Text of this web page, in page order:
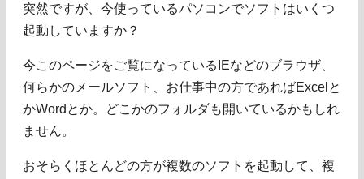
突然ですが、今使っているパソコンでソフトはいくつ
起動していますか？
今このページをご覧になっているIEなどのブラウザ、
何らかのメールソフト、お仕事中の方であればExcelと
かWordとか。どこかのフォルダも開いているかもしれ
ません。
おそらくほとんどの方が複数のソフトを起動して、複